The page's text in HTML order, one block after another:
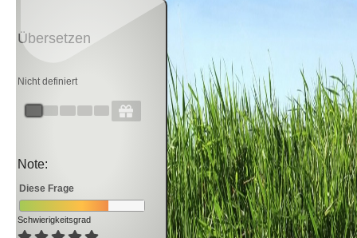
Übersetzen
Nicht definiert
Note:
Diese Frage
Schwierigkeitsgrad